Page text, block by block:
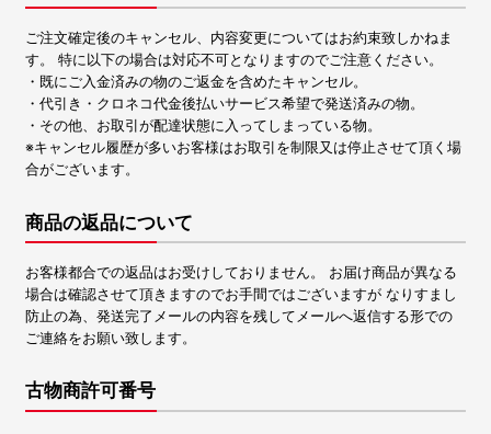
ご注文確定後のキャンセル、内容変更についてはお約束致しかねま
す。 特に以下の場合は対応不可となりますのでご注意ください。
・既にご入金済みの物のご返金を含めたキャンセル。
・代引き・クロネコ代金後払いサービス希望で発送済みの物。
・その他、お取引が配達状態に入ってしまっている物。
※キャンセル履歴が多いお客様はお取引を制限又は停止させて頂く場
合がございます。
商品の返品について
お客様都合での返品はお受けしておりません。 お届け商品が異なる
場合は確認させて頂きますのでお手間ではございますが なりすまし
防止の為、発送完了メールの内容を残してメールへ返信する形での
ご連絡をお願い致します。
古物商許可番号